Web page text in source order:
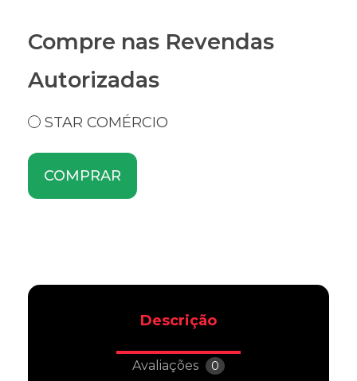
Compre nas Revendas
Autorizadas
STAR COMÉRCIO
COMPRAR
Descrição
Avaliações 0